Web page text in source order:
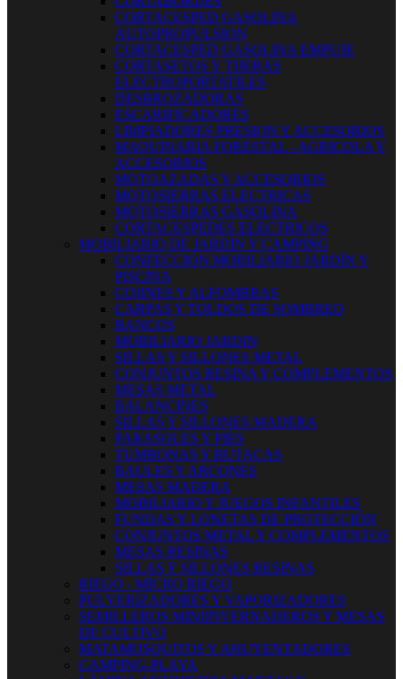
CORTACESPED GASOLINA
AUTOPROPULSION
CORTACESPED GASOLINA EMPUJE
CORTASETOS Y TIJERAS
ELECTROPORTATILES
DESBROZADORAS
ESCARIFICADORES
LIMPIADORES PRESION Y ACCESORIOS
MAQUINARIA FORESTAL - AGRICOLA Y
ACCESORIOS
MOTOAZADAS Y ACCESORIOS
MOTOSIERRAS ELECTRICAS
MOTOSIERRAS GASOLINA
CORTACESPEDES ELECTRICOS
MOBILIARIO DE JARDIN Y CAMPING
CONFECCION MOBILIARIO JARDÍN Y
PISCINA
COJINES Y ALFOMBRAS
CARPAS Y TOLDOS DE SOMBREO
BANCOS
MOBILIARIO JARDIN
SILLAS Y SILLONES METAL
CONJUNTOS RESINA Y COMPLEMENTOS
MESAS METAL
BALANCINES
SILLAS Y SILLONES MADERA
PARASOLES Y PIES
TUMBONAS Y BUTACAS
BAULES Y ARCONES
MESAS MADERA
MOBILIARIO Y JUEGOS INFANTILES
FUNDAS Y LONETAS DE PROTECCIÓN
CONJUNTOS METAL Y COMPLEMENTOS
MESAS RESINAS
SILLAS Y SILLONES RESINAS
RIEGO - MICRO RIEGO
PULVERIZADORES Y VAPORIZADORES
SEMILLEROS MINIINVERNADEROS Y MESAS
DE CULTIVO
MATAMOSQUITOS Y AHUYENTADORES
CAMPING-PLAYA